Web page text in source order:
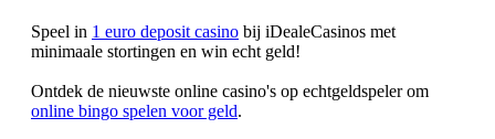
Speel in 1 euro deposit casino bij iDealeCasinos met
minimaale stortingen en win echt geld!
Ontdek de nieuwste online casino's op echtgeldspeler om
online bingo spelen voor geld.